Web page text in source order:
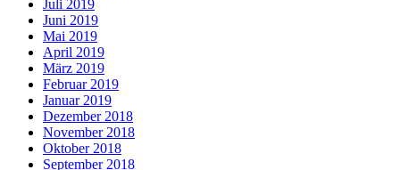
Juli 2019
Juni 2019
Mai 2019
April 2019
März 2019
Februar 2019
Januar 2019
Dezember 2018
November 2018
Oktober 2018
September 2018